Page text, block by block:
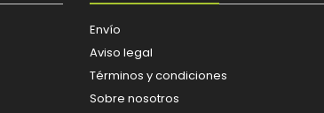
Envío
Aviso legal
Términos y condiciones
Sobre nosotros